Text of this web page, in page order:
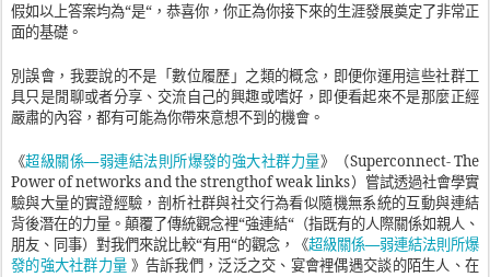
假如以上答案均為“是“，恭喜你，你正為你接下來的生涯發展奠定了非常正
面的基礎。
別誤會，我要說的不是「數位履歷」之類的概念，即便你運用這些社群工
具只是閒聊或者分享、交流自己的興趣或嗜好，即便看起來不是那麼正經
嚴肅的內容，都有可能為你帶來意想不到的機會。
《超級關係—弱連結法則所爆發的強大社群力量》（Superconnect- The
Power of networks and the strengthof weak links）嘗試透過社會學實
驗與大量的實證經驗，剖析社群與社交行為看似隨機無系統的互動與連結
背後潛在的力量。顛覆了傳統觀念裡“強連結“（指既有的人際關係如親人、
朋友、同事）對我們來說比較“有用“的觀念，《超級關係—弱連結法則所爆
發的強大社群力量 》告訴我們，泛泛之交、宴會裡偶遇交談的陌生人、在